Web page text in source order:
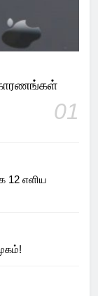
01
12 எளிய